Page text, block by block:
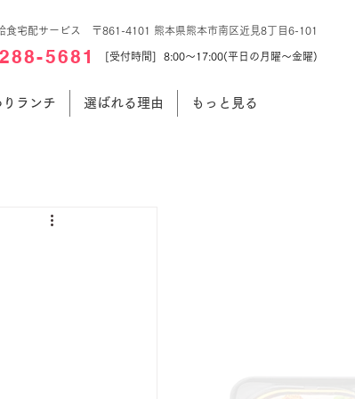
食宅配サービス 〒861-4101 熊本県熊本市南区近見8丁目6-101
5681 [受付時間] 8:00～17:00(平日の月曜～金曜)
りランチ 選ばれる理由 もっと見る